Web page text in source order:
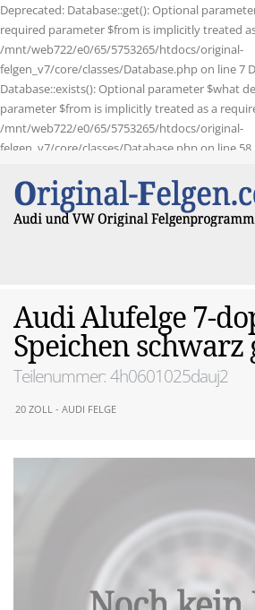
Deprecated: Database::get(): Optional
required parameter $from is implicitly treated
/mnt/web722/e0/65/5753265/htdocs/original-
felgen_v7/core/classes/Database.php on line 7
Database::exists(): Optional parameter $what
parameter $from is implicitly treated as a
/mnt/web722/e0/65/5753265/htdocs/original-
felgen_v7/core/classes/Database.php on line 58
Audi Alufelge 7-
Speichen schwarz
Teilenummer: 4h0601025dauj2
20 ZOLL - AUDI FELGE